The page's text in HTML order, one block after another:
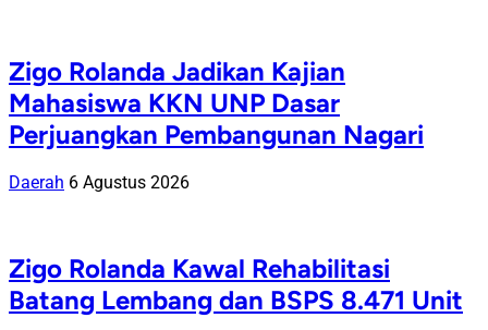
Zigo Rolanda Jadikan Kajian
Mahasiswa KKN UNP Dasar
Perjuangkan Pembangunan Nagari
Daerah 6 Agustus 2026
Zigo Rolanda Kawal Rehabilitasi
Batang Lembang dan BSPS 8.471 Unit